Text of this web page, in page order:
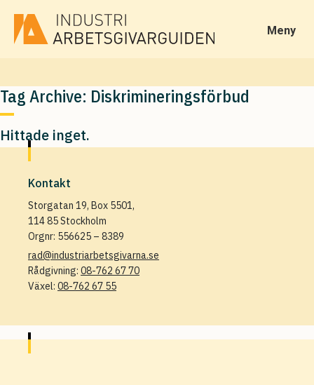
Meny
Tag Archive: Diskrimineringsförbud
Hittade inget.
Kontakt
Storgatan 19, Box 5501,
114 85 Stockholm
Orgnr: 556625 – 8389
rad@industriarbetsgivarna.se
Rådgivning: 08-762 67 70
Växel: 08-762 67 55